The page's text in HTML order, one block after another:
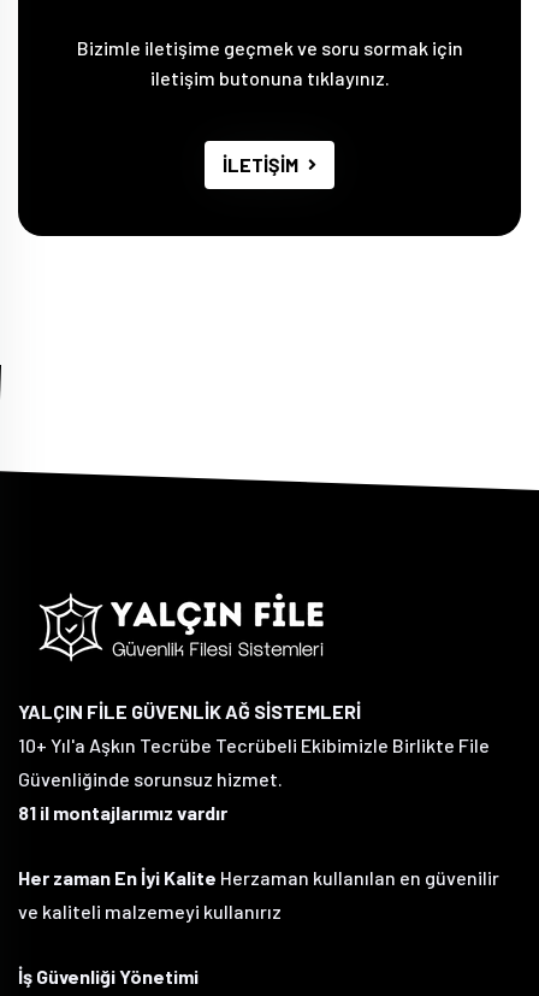
Bizimle iletişime geçmek ve soru sormak için
iletişim butonuna tıklayınız.
İLETİŞİM
YALÇIN FİLE GÜVENLİK AĞ SİSTEMLERİ
10+ Yıl'a Aşkın Tecrübe Tecrübeli Ekibimizle Birlikte File
Güvenliğinde sorunsuz hizmet.
81 il montajlarımız vardır
Her zaman En İyi Kalite Herzaman kullanılan en güvenilir
ve kaliteli malzemeyi kullanırız
İş Güvenliği Yönetimi